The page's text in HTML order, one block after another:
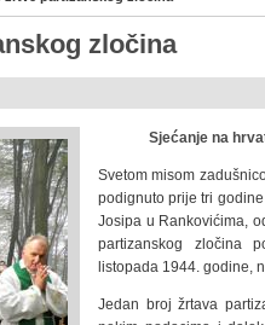
zločina
Sjećanje na
Svetom misom
podignuto prije tri
Josipa u Rankovićima,
partizanskog zločina
listopada 1944. godine,
Jedan broj žrtava